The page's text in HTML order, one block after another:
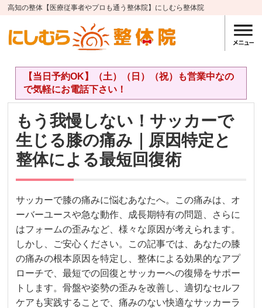
高知の整体【医療従事者やプロも通う整体院】にしむら整体院
【当日予約OK】（土）（日）（祝）も営業中なの
で気軽にお電話下さい！
もう我慢しない！サッカーで
生じる膝の痛み｜原因特定と
整体による最短回復術
サッカーで膝の痛みに悩むあなたへ。この痛みは、オ
ーバーユースや急な動作、成長期特有の問題、さらに
はフォームの歪みなど、様々な原因が考えられます。
しかし、ご安心ください。この記事では、あなたの膝
の痛みの根本原因を特定し、整体による効果的なアプ
ローチで、最短での回復とサッカーへの復帰をサポー
トします。骨盤や姿勢の歪みを改善し、適切なセルフ
ケアも実践することで、痛みのない快適なサッカーラ